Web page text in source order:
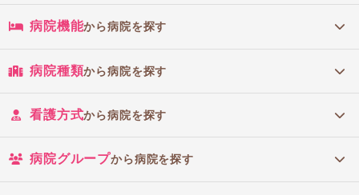
病院機能から病院を探す
病院種類から病院を探す
看護方式から病院を探す
病院グループから病院を探す